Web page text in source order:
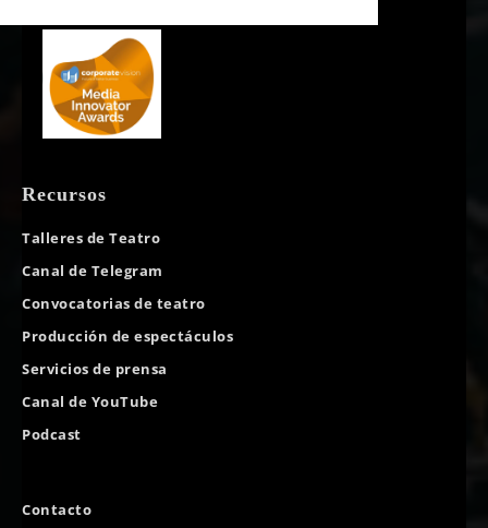
Recursos
Talleres de Teatro
Canal de Telegram
Convocatorias de teatro
Producción de espectáculos
Servicios de prensa
Canal de YouTube
Podcast
Contacto